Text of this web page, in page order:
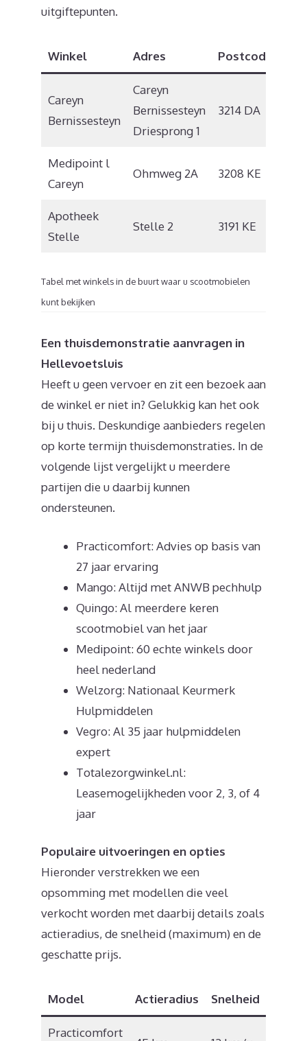
uitgiftepunten.
Winkel Adres Postcode
Careyn
Bernissesteyn
Careyn
Bernissesteyn
Driesprong 1
3214 DA
Medipoint l
Careyn
Ohmweg 2A 3208 KE
Apotheek
Stelle
Stelle 2 3191 KE
Tabel met winkels in de buurt waar u scootmobielen
kunt bekijken
Een thuisdemonstratie aanvragen in
Hellevoetsluis
Heeft u geen vervoer en zit een bezoek aan
de winkel er niet in? Gelukkig kan het ook
bij u thuis. Deskundige aanbieders regelen
op korte termijn thuisdemonstraties. In de
volgende lijst vergelijkt u meerdere
partijen die u daarbij kunnen
ondersteunen.
Practicomfort: Advies op basis van
27 jaar ervaring
Mango: Altijd met ANWB pechhulp
Quingo: Al meerdere keren
scootmobiel van het jaar
Medipoint: 60 echte winkels door
heel nederland
Welzorg: Nationaal Keurmerk
Hulpmiddelen
Vegro: Al 35 jaar hulpmiddelen
expert
Totalezorgwinkel.nl:
Leasemogelijkheden voor 2, 3, of 4
jaar
Populaire uitvoeringen en opties
Hieronder verstrekken we een
opsomming met modellen die veel
verkocht worden met daarbij details zoals
actieradius, de snelheid (maximum) en de
geschatte prijs.
Model Actieradius Snelheid
Practicomfort